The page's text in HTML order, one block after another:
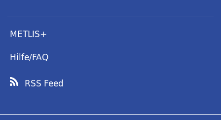
METLIS+
Hilfe/FAQ
RSS Feed